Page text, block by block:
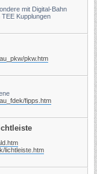
mit Digital-Bahn
Kupplungen
pkw.htm
fipps.htm
lichtleiste.htm